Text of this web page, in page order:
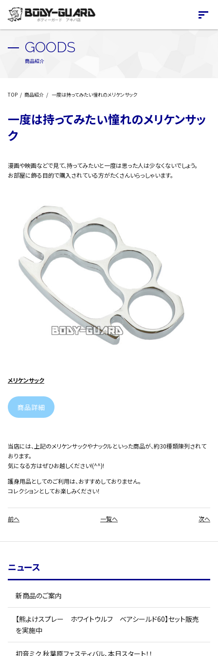
GOODS
商品紹介
TOP 商品紹介 一度は持ってみたい憧れのメリケンサック
一度は持ってみたい憧れのメリケンサッ
ク
漫画や映画などで見て、持ってみたいと一度は思った人は少なくないでしょう。
お部屋に飾る目的で購入されている方がたくさんいらっしゃいます。
メリケンサック
商品詳細
当店には、上記のメリケンサックやナックルといった商品が、約30種類陳列されて
おります。
気になる方はぜひお越しください!(^^)!
護身用品としてのご利用は、おすすめしておりません。
コレクションとしてお楽しみください！
前へ 一覧へ 次へ
ニュース
新商品のご案内
【熊よけスプレー ホワイトウルフ ベアシールド60】セット販売
を実施中
初音ミク 秋葉原フェスティバル、本日スタート！！